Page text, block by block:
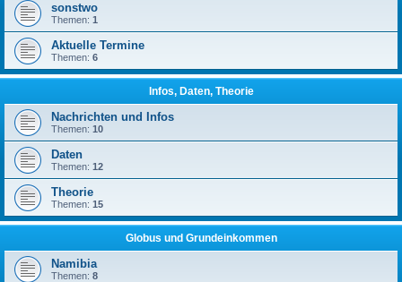
sonstwo
Themen: 1
Aktuelle Termine
Themen: 6
Infos, Daten, Theorie
Nachrichten und Infos
Themen: 10
Daten
Themen: 12
Theorie
Themen: 15
Globus und Grundeinkommen
Namibia
Themen: 8